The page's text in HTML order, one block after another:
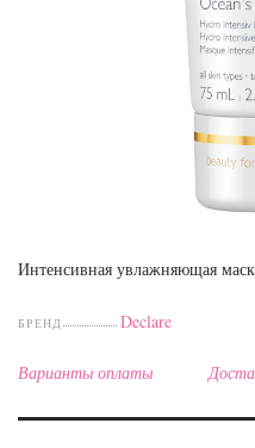
Интенсивная увлажняющая
БРЕНД Declare
Варианты оплаты